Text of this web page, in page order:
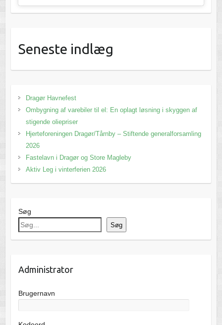
Seneste indlæg
Dragør Havnefest
Ombygning af varebiler til el: En oplagt løsning i skyggen af
stigende oliepriser
Hjerteforeningen Dragør/Tårnby – Stiftende generalforsamling
2026
Fastelavn i Dragør og Store Magleby
Aktiv Leg i vinterferien 2026
Søg
Søg
Administrator
Brugernavn